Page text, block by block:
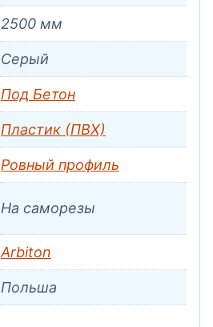
2500 мм
Серый
Под Бетон
Пластик (ПВХ)
Ровный профиль
На саморезы
Arbiton
Польша